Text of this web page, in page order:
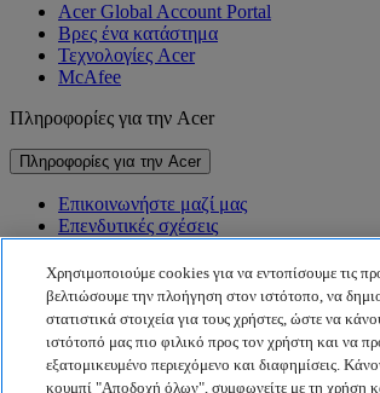
Acer Global Account Portal
Βρες ένα κατάστημα
Τεχνολογίες Acer
McAfee
Πληροφορίες για την Acer
Πληροφορίες για την Acer
Επικοινωνήστε μαζί μας
Επενδυτικές σχέσεις
Βραβεία
Εκδηλώσεις
Βιωσιμότητα
Βιωσιμότητα
Χρησιμοποιούμε cookies για να εντοπίσουμε τις
βελτιώσουμε την πλοήγηση στον ιστότοπο, να
στατιστικά στοιχεία για τους χρήστες, ώστε να
ιστότοπό μας πιο φιλικό προς τον χρήστη και να
εξατομικευμένο περιεχόμενο και διαφημίσεις.
κουμπί "Αποδοχή όλων", συμφωνείτε με τη χρήση